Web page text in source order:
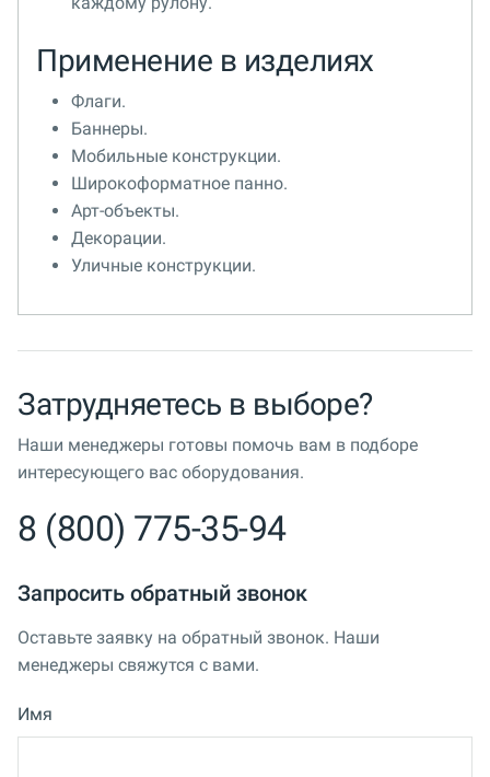
Применение в изделиях
Флаги.
Баннеры.
Мобильные конструкции.
Широкоформатное панно.
Арт-объекты.
Декорации.
Уличные конструкции.
Затрудняетесь в выборе?
Наши менеджеры готовы помочь вам в подборе
интересующего вас оборудования.
8 (800) 775-35-94
Запросить обратный звонок
Оставьте заявку на обратный звонок. Наши
менеджеры свяжутся с вами.
Имя